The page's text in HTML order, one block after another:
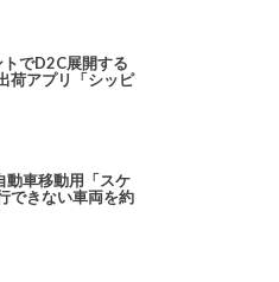
トでD2C展開する
荷アプリ「シッピ
動車移動用「スケ
できない車両を約